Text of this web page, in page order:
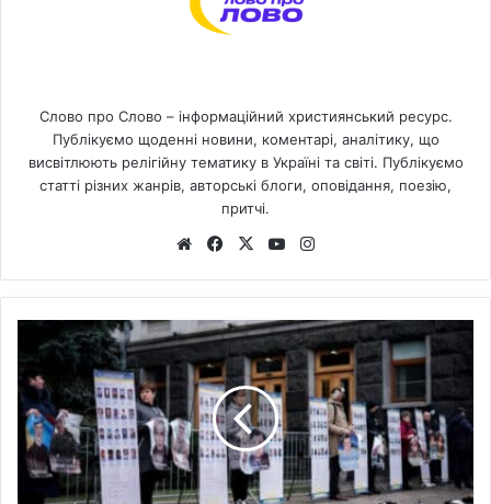
Слово про Слово – інформаційний християнський ресурс.
Публікуємо щоденні новини, коментарі, аналітику, що
висвітлюють релігійну тематику в Україні та світі. Публікуємо
статті різних жанрів, авторські блоги, оповідання, поезію,
притчі.
We
te
Fa
bo
ok
X
Yo
ub
e
ra
m
о
ц
е